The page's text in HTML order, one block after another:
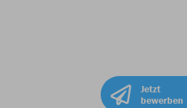
Jetzt
bewerben